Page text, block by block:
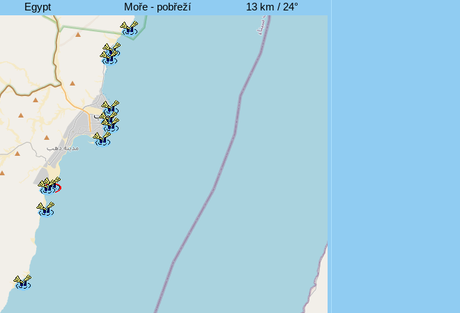
Egypt Moře - pobřeží 13 km / 24°